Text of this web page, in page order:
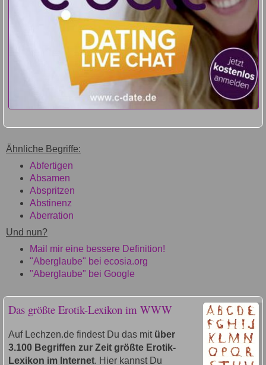
Ähnliche Begriffe:
Abfertigen
Absamen
Abspritzen
Abstinenz
Aberration
Und nun?
Mail mir eine bessere Definition!
"Aberglaube" bei ecosia.org
"Aberglaube" bei Google
Das größte Erotik-Lexikon im WWW
Auf Lechzen.de findest Du das mit über
3.100 Begriffen zur Zeit größte Erotik-
Lexikon im Internet. Hier kannst Du